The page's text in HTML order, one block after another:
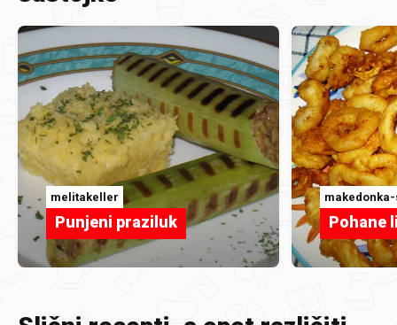
melitakeller
Punjeni praziluk Pohane